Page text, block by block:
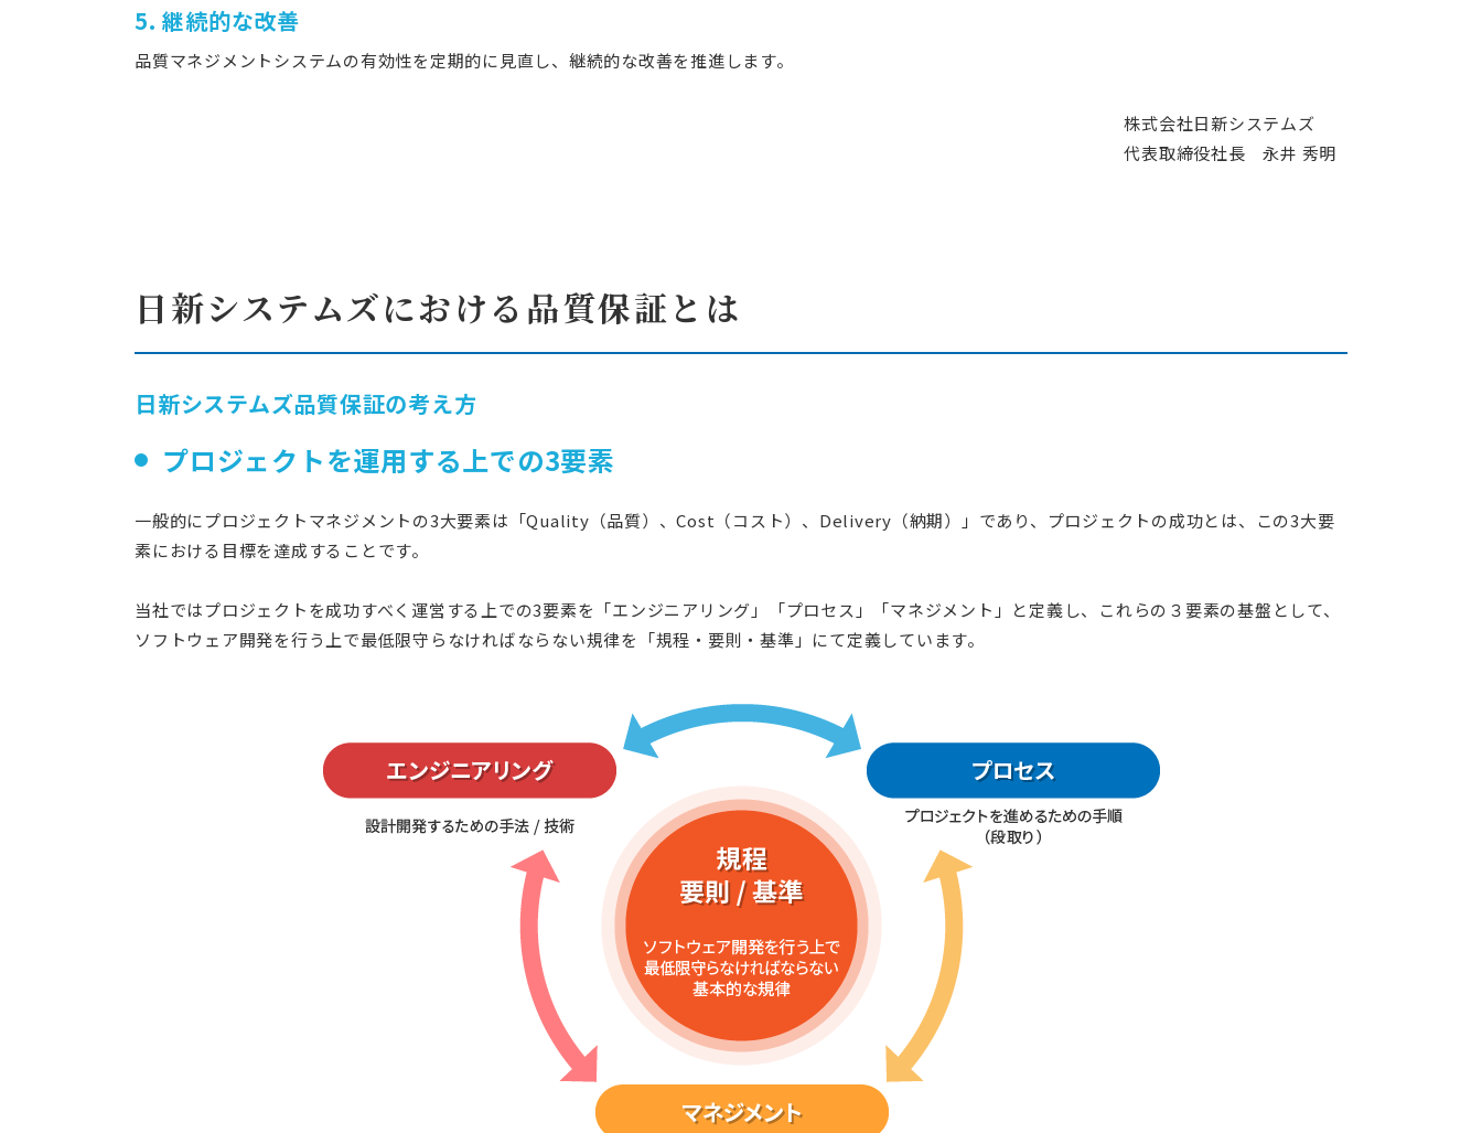
5. 継続的な改善
品質マネジメントシステムの有効性を定期的に見直し、継続的な改善を推進します。
株式会社日新システムズ
代表取締役社長 永井 秀明
日新システムズにおける品質保証とは
日新システムズ品質保証の考え方
プロジェクトを運用する上での3要素
一般的にプロジェクトマネジメントの3大要素は「Quality（品質）、Cost（コスト）、Delivery（納期）」であり、プロジェクトの成功とは、この3大要
素における目標を達成することです。
当社ではプロジェクトを成功すべく運営する上での3要素を「エンジニアリング」「プロセス」「マネジメント」と定義し、これらの３要素の基盤として、
ソフトウェア開発を行う上で最低限守らなければならない規律を「規程・要則・基準」にて定義しています。